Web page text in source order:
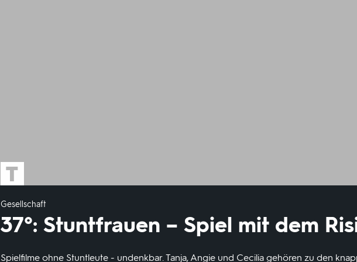
Gesellschaft
37°: Stuntfrauen – Spiel mit dem
Spielfilme ohne Stuntleute - undenkbar. Tanja, Angie und Cecilia gehören zu den